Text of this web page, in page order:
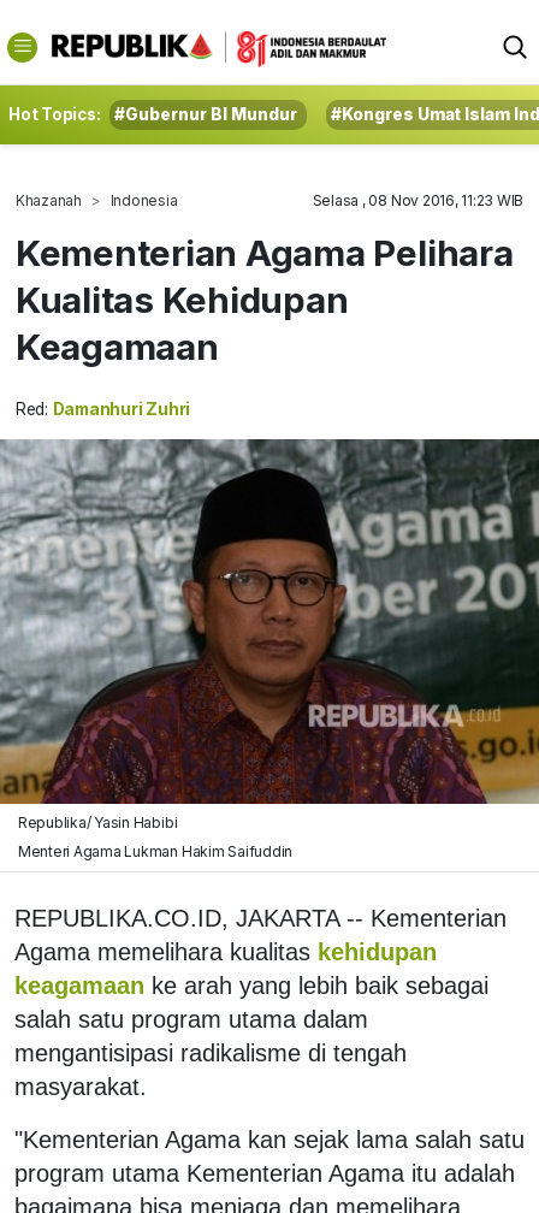
Hot Topics: #Gubernur BI Mundur #Kongres Umat Islam
Khazanah Indonesia Selasa , 08 Nov 2016, 11:23 WIB
Kementerian Agama Pelihara
Kualitas Kehidupan
Keagamaan
Red: Damanhuri Zuhri
Republika/ Yasin Habibi
Menteri Agama Lukman Hakim Saifuddin
REPUBLIKA.CO.ID, JAKARTA -- Kementerian
Agama memelihara kualitas kehidupan
keagamaan ke arah yang lebih baik sebagai
salah satu program utama dalam
mengantisipasi radikalisme di tengah
masyarakat.
"Kementerian Agama kan sejak lama salah satu
program utama Kementerian Agama itu adalah
bagaimana bisa menjaga dan memelihara